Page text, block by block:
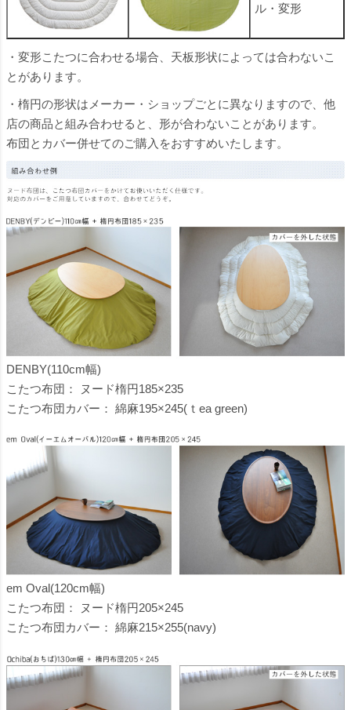
ル・変形
・変形こたつに合わせる場合、天板形状によっては合わないこ
とがあります。
・楕円の形状はメーカー・ショップごとに異なりますので、他
店の商品と組み合わせると、形が合わないことがあります。
布団とカバー併せてのご購入をおすすめいたします。
DENBY(110cm幅)
こたつ布団：
ヌード楕円185×235
こたつ布団カバー： 綿麻195×245(ｔea green)
em Oval(120cm幅)
こたつ布団：
ヌード楕円205×245
こたつ布団カバー： 綿麻215×255(navy)